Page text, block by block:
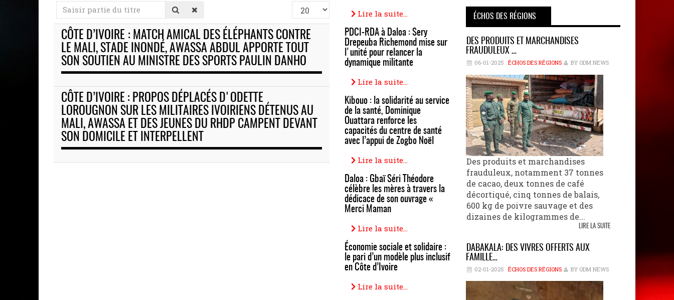
Saisir
partie
du
titre
Afficher
#
CÔTE D’IVOIRE : MATCH AMICAL DES ÉLÉPHANTS CONTRE
LE MALI, STADE INONDÉ, AWASSA ABDUL APPORTE TOUT
SON SOUTIEN AU MINISTRE DES SPORTS PAULIN DANHO
CÔTE D’IVOIRE : PROPOS DÉPLACÉS D'ODETTE
LOROUGNON SUR LES MILITAIRES IVOIRIENS DÉTENUS AU
MALI, AWASSA ET DES JEUNES DU RHDP CAMPENT DEVANT
SON DOMICILE ET INTERPELLENT
Lire la suite...
PDCI-RDA à Daloa : Sery
Drepeuba Richemond mise sur
l'unité pour relancer la
dynamique militante
Lire la suite...
Kibouo : la solidarité au service
de la santé, Dominique
Ouattara renforce les
capacités du centre de santé
avec l’appui de Zogbo Noël
Lire la suite...
Daloa : Gbaï Séri Théodore
célèbre les mères à travers la
dédicace de son ouvrage «
Merci Maman
Lire la suite...
Économie sociale et solidaire :
le pari d’un modèle plus inclusif
en Côte d’Ivoire
Lire la suite...
ÉCHOS DES RÉGIONS
DES PRODUITS ET MARCHANDISES
FRAUDULEUX …
06-01-2025 ÉCHOS DES RÉGIONS BY ODM NEWS
Des produits et marchandises
frauduleux, notamment 37 tonnes
de cacao, deux tonnes de café
décortiqué, cinq tonnes de balais,
600 kg de poivre sauvage et des
dizaines de kilogrammes de...
LIRE LA SUITE
DABAKALA: DES VIVRES OFFERTS AUX
FAMILLE…
02-01-2025 ÉCHOS DES RÉGIONS BY ODM NEWS